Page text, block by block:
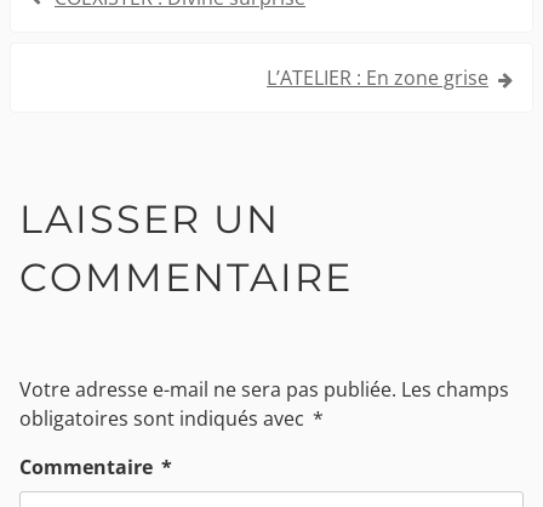
L’ATELIER : En zone grise
LAISSER UN
COMMENTAIRE
Votre adresse e-mail ne sera pas publiée. Les champs
obligatoires sont indiqués avec *
Commentaire *